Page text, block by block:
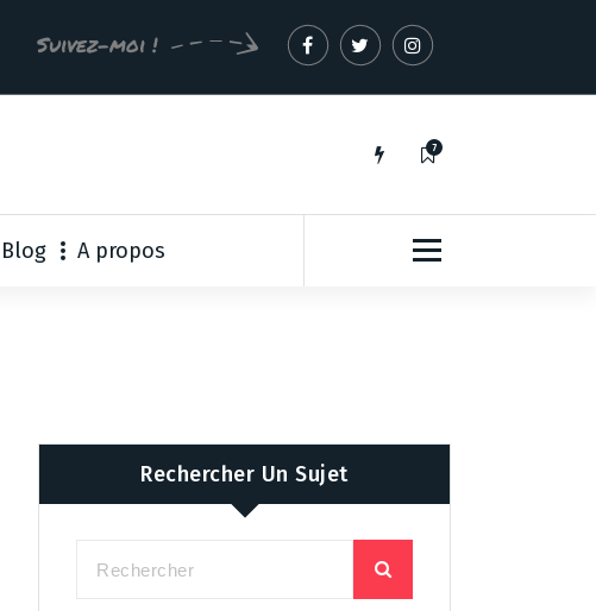
Suivez-moi !
7
Blog A propos
Rechercher Un Sujet